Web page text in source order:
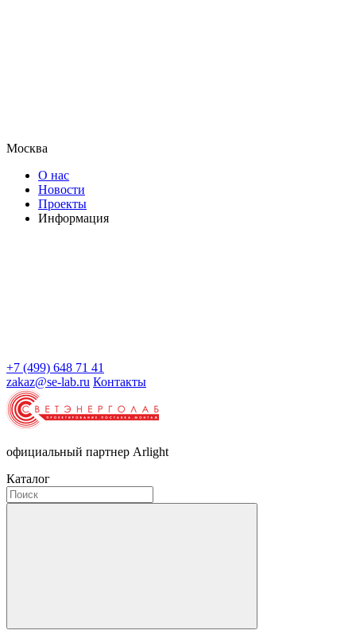
Москва
О нас
Новости
Проекты
Информация
+7 (499) 648 71 41
zakaz@se-lab.ru Контакты
официальный партнер Arlight
Каталог